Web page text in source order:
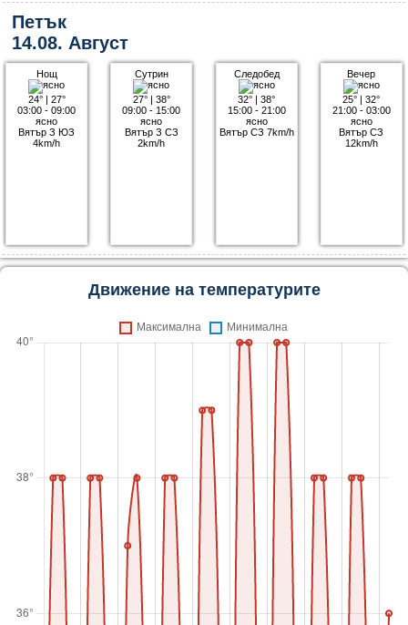
Петък
14.08. Август
Нощ
24°| 27°
03:00 - 09:00
ясно
Вятър З ЮЗ
4km/h
Сутрин
27°| 38°
09:00 - 15:00
ясно
Вятър З СЗ
2km/h
Следобед
32° |38°
15:00 - 21:00
ясно
Вятър СЗ 7km/h
Вечер
25° |32°
21:00 - 03:00
ясно
Вятър СЗ
12km/h
Движение на температурите